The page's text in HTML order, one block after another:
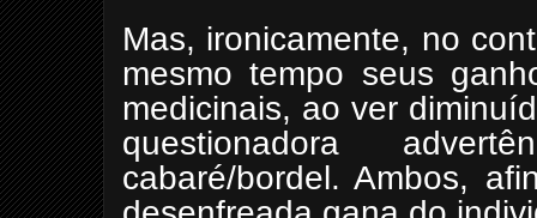
Mas, ironicamente, no
mesmo tempo seus
medicinais, ao ver
questionadora
cabaré/bordel. Ambos,